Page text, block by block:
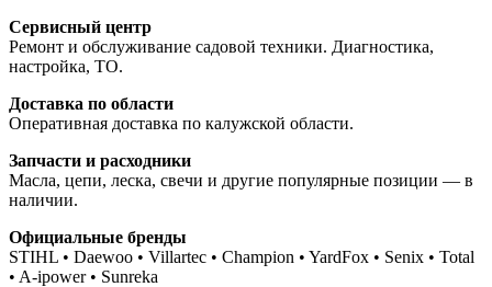
Сервисный центр
Ремонт и обслуживание садовой техники. Диагностика,
настройка, ТО.
Доставка по области
Оперативная доставка по калужской области.
Запчасти и расходники
Масла, цепи, леска, свечи и другие популярные позиции — в
наличии.
Официальные бренды
STIHL • Daewoo • Villartec • Champion • YardFox • Senix • Total
• A-ipower • Sunreka